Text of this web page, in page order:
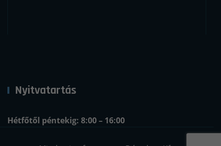
Nyitvatartás
Hétfőtől péntekig: 8:00 – 16:00